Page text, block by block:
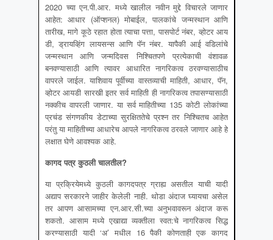
2020 च्या एन.पी.आर. मध्ये खालील नवीन मुद्दे विचारले जाणार
आहेत: आधार (ऑप्शनल) मोबाईल, पालकांचे जन्मस्थान आणि
तारीख, मागे कूठे रहात होता त्याचा पत्ता, पासपोर्ट नंबर, व्होटर आय
डी, ड्रायव्हिंग लायसन्स आणि पॅन नंबर. यापैकी आई वडिलांचे
जन्मस्थान आणि जन्मदिवस निश्चितपणे प्रत्येकाची वंशावळ
बनवण्यासाठी आणि त्यावर आधारित नागरिकत्व ठरवण्यासाठीच
वापरले जाईल. याशिवाय पूर्वीच्या वास्तव्याची माहिती, आधार, पॅन,
व्होटर आयडी सारखी इतर सर्व माहिती ही नागरिकत्व तपासण्यासाठी
नक्कीच वापरली जाणार. या सर्व माहितीच्या 135 कोटी लोकांच्या
प्रचंड संगणकीय डेटाच्या सुरक्षिततेचे प्रश्न तर निश्चितच आहेत
परंतु या माहितीच्या आधारेच आपले नागरिकत्व ठरवले जाणार आहे हे
लक्षात घेणे आवश्यक आहे.
कागद पत्र कुठली चालतील?
या प्रक्रियेमध्ये कुठली कागदपत्र ग्राह्य असतील याची यादी
अद्याप सरकारने जाहीर केलेली नाही. थोडा अंदाज घ्यायचा असेल
तर आपण आसामच्या एन.आर.सी.च्या अनुभवावरून अंदाज करू
शकतो. आसाम मध्ये एखाद्या व्यक्तीला स्वत:चे नागरिकत्व सिद्ध
करण्यासाठी यादी ‘अ’ मधील 16 पैकी कोणताही एक कागद